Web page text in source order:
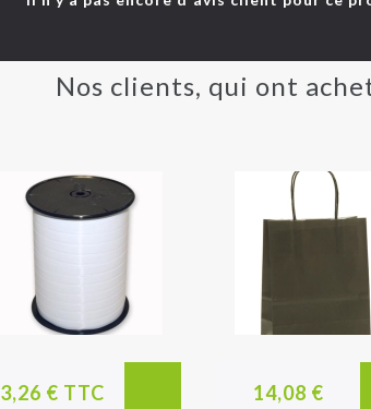
Nos clients, qui ont
3,26 € TTC
14,08 €